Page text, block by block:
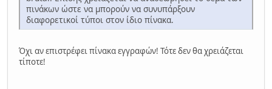
πινάκων ώστε να μπορούν να συνυπάρξουν
διαφορετικοί τύποι στον ίδιο πίνακα.
Όχι αν επιστρέφει πίνακα εγγραφών! Τότε δεν θα χρειάζεται
τίποτε!